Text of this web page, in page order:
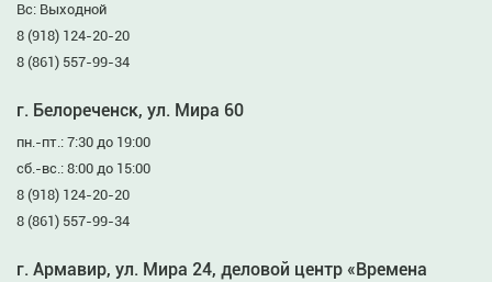
Вс: Выходной
8 (918) 124-20-20
8 (861) 557-99-34
г. Белореченск, ул. Мира 60
пн.-пт.: 7:30 до 19:00
сб.-вс.: 8:00 до 15:00
8 (918) 124-20-20
8 (861) 557-99-34
г. Армавир, ул. Мира 24, деловой центр «Времена